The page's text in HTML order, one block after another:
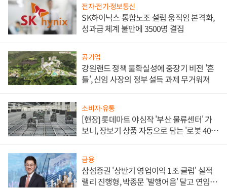
전자·전기·정보통신
SK하이닉스 통합노조 설립 움직임 본격화,
성과급 체계 불만에 3500명 결집
공기업
강원랜드 정책 불확실성에 중장기 비전 '흔
들', 신임 사장의 정부 설득 과제 무거워져
소비자·유통
[현장] 롯데마트 야심작 '부산 물류센터' 가
보니, 장보기 상품 자동으로 담는 '로봇 400
금융
삼섬증권 '상반기 영업이익 1조 클럽' 실적
랠리 진행형, 박종문 '발행어음' 달고 연임 향